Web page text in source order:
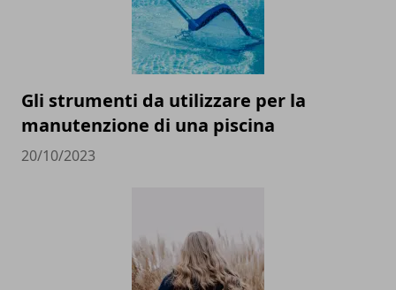
Gli strumenti da utilizzare per la
manutenzione di una piscina
20/10/2023